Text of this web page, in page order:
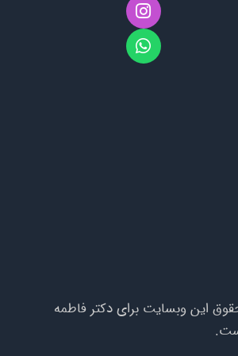
n
s
t
a
h
a
t
s
این وبسایت برای دکتر فاطمه